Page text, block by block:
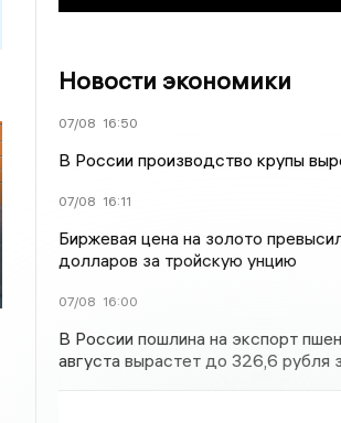
Новости экономики
07/08 16:50
В России производство крупы
07/08 16:11
Биржевая цена на золото
долларов за тройскую унцию
07/08 16:00
В России пошлина на экспорт
августа вырастет до 326,6 рубля